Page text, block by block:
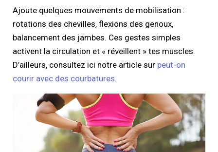
Ajoute quelques mouvements de mobilisation :
rotations des chevilles, flexions des genoux,
balancement des jambes. Ces gestes simples
activent la circulation et « réveillent » tes muscles.
D’ailleurs, consultez ici notre article sur peut-on
courir avec des courbatures.